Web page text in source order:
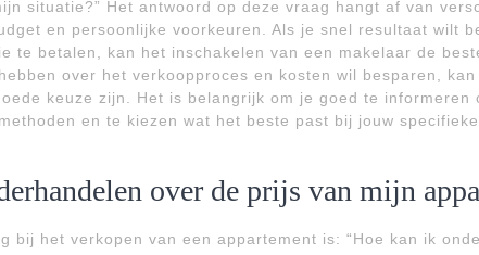
situatie?” Het antwoord op deze vraag hangt af van
en persoonlijke voorkeuren. Als je snel resultaat wilt
te betalen, kan het inschakelen van een makelaar de
over het verkoopproces en kosten wil besparen,
keuze zijn. Het is belangrijk om je goed te informeren
en te kiezen wat het beste past bij jouw
over de prijs van mijn
bij het verkopen van een appartement is: “Hoe kan ik